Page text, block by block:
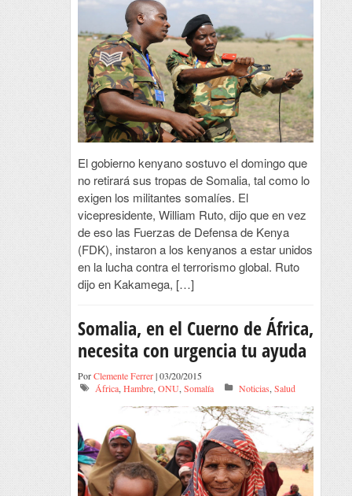
El gobierno kenyano sostuvo el domingo que
no retirará sus tropas de Somalia, tal como lo
exigen los militantes somalíes. El
vicepresidente, William Ruto, dijo que en vez
de eso las Fuerzas de Defensa de Kenya
(FDK), instaron a los kenyanos a estar unidos
en la lucha contra el terrorismo global. Ruto
dijo en Kakamega, […]
Somalia, en el Cuerno de África,
necesita con urgencia tu ayuda
PorClemente Ferrer| 03/20/2015
África,Hambre,ONU,Somalía Noticias,Salud